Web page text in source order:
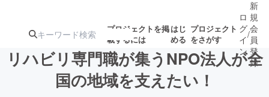
プロジェクトを掲
載するには
はじ
める
プロジェクト
をさがす
ロ
グ
イ
ン
/
新
規
会
員
登
録
リハビリ専門職が集うNPO法人が全
国の地域を支えたい！